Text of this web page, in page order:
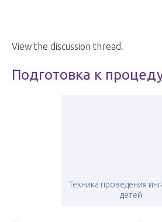
View the discussion thread.
Подготовка к
Техника проведения
детей